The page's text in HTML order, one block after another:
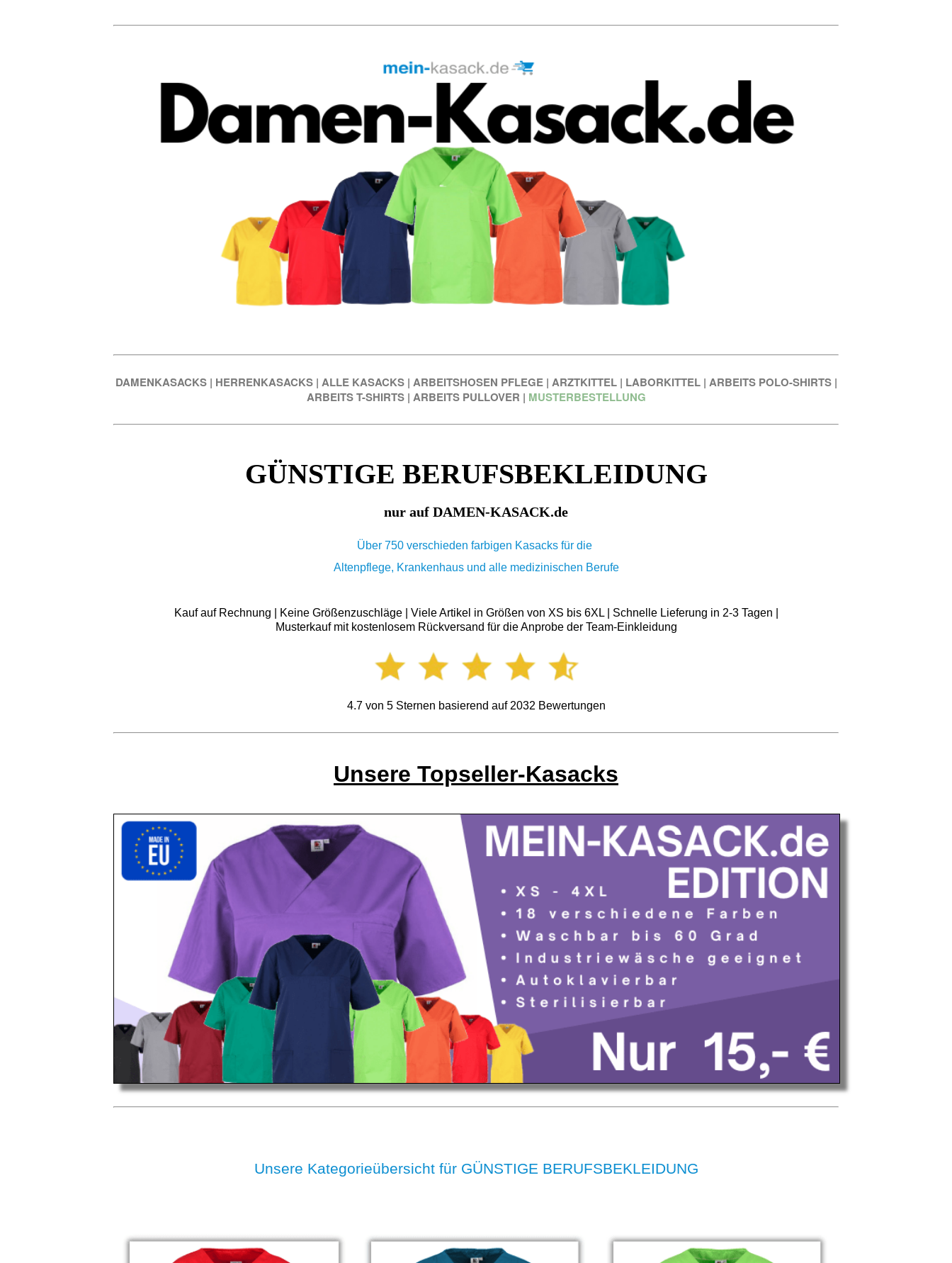
DAMENKASACKS | HERRENKASACKS | ALLE KASACKS | ARBEITSHOSEN PFLEGE | ARZTKITTEL | LABORKITTEL | ARBEITS POLO-SHIRTS |
ARBEITS T-SHIRTS | ARBEITS PULLOVER | MUSTERBESTELLUNG
GÜNSTIGE BERUFSBEKLEIDUNG
nur auf DAMEN-KASACK.de
Über 750 verschieden farbigen Kasacks für die
Altenpflege, Krankenhaus und alle medizinischen Berufe
Kauf auf Rechnung | Keine Größenzuschläge | Viele Artikel in Größen von XS bis 6XL | Schnelle Lieferung in 2-3 Tagen |
Musterkauf mit kostenlosem Rückversand für die Anprobe der Team-Einkleidung
4.7von 5Sternen basierend auf 2032 Bewertungen
Unsere Topseller-Kasacks
Unsere Kategorieübersicht für GÜNSTIGE BERUFSBEKLEIDUNG